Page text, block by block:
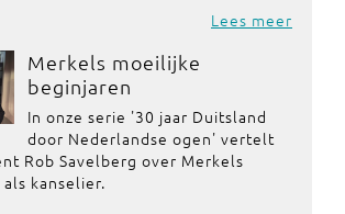
Lees meer
Merkels moeilijke
beginjaren
In onze serie '30 jaar Duitsland
door Nederlandse ogen' vertelt
Rob Savelberg over Merkels
kanselier.